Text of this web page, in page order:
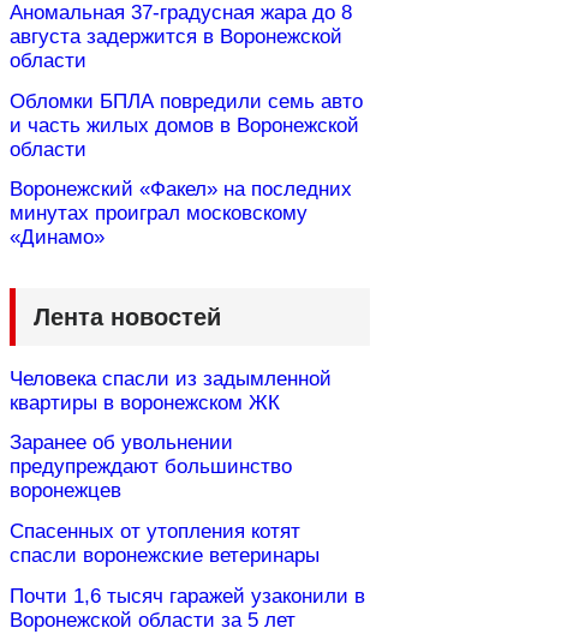
Аномальная 37-градусная жара до 8
августа задержится в Воронежской
области
Обломки БПЛА повредили семь авто
и часть жилых домов в Воронежской
области
Воронежский «Факел» на последних
минутах проиграл московскому
«Динамо»
Лента новостей
Человека спасли из задымленной
квартиры в воронежском ЖК
Заранее об увольнении
предупреждают большинство
воронежцев
Спасенных от утопления котят
спасли воронежские ветеринары
Почти 1,6 тысяч гаражей узаконили в
Воронежской области за 5 лет